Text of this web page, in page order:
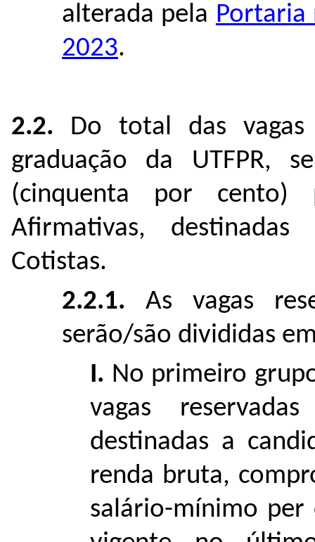
alterada pela Portaria
2023.
2.2. Do total das vagas
graduação da UTFPR,
(cinquenta por cento)
Afirmativas,
Cotistas.
2.2.1. As vagas
serão/são divididas
I. No primeiro
vagas
destinadas a
renda bruta,
salário-mínimo per